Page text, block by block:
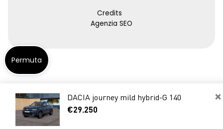
×
DACIA journey mild hybrid-G 140
€29.250
Credits
Agenzia SEO
Permuta